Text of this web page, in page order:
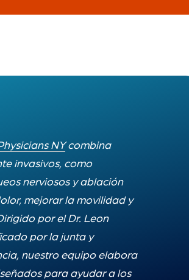
NYcombina
invasivos, como
nerviosos y ablación
mejorar la movilidad y
por el Dr. Leon
por la junta y
nuestro equipo elabora
para ayudar a los